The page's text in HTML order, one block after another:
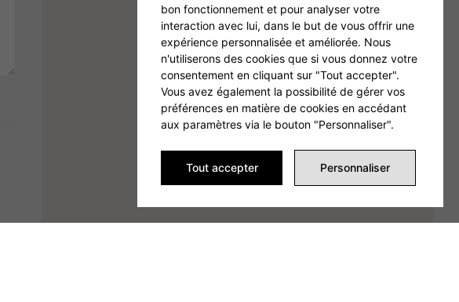
bon fonctionnement et pour analyser votre
interaction avec lui, dans le but de vous offrir une
expérience personnalisée et améliorée. Nous
n'utiliserons des cookies que si vous donnez votre
consentement en cliquant sur "Tout accepter".
Vous avez également la possibilité de gérer vos
préférences en matière de cookies en accédant
aux paramètres via le bouton "Personnaliser".
Tout accepter Personnaliser